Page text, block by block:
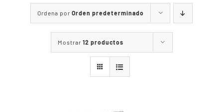
Quiénes somos
Qué hacemos
Ordena por Orden predeterminado
Mostrar 12 productos